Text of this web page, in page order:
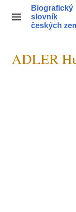
obsahHlavní menu
Biografický
slovník
českých
ADLER